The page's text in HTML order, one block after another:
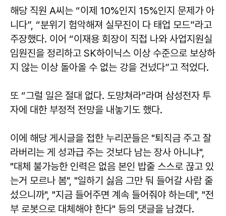
해당 직원 A씨는 “이제 10%인지 15%인지 문제가 아
니다”, “분위기 험악해져 실무진이 다 태업 모드”라고
주장했다. 이어 “이재용 회장이 직접 나와 사업지원실
임원진을 정리하고 SK하이닉스 이상 수준으로 보상하
지 않는 이상 돌아올 수 없는 강을 건넜다”고 적었다.
또 “그럴 일은 절대 없다. 도망쳐라”라며 삼성전자 투
자에 대한 부정적 전망을 내놓기도 했다.
이에 해당 게시글을 접한 누리꾼들은 "퇴직금 주고 잘
라버리는 게 성과급 주는 것보다 남는 장사 아니냐",
"대체 불가능한 인력은 없음 본인 밥줄 스스로 끊고 있
는거 모르나 봄", "일하기 싫음 그만 둬 들어갈 사람 줄
섰으니까", "지금 들어주면 계속 들어줘야 하는데", "전
부 로봇으로 대체해야 한다" 등의 댓글을 남겼다.